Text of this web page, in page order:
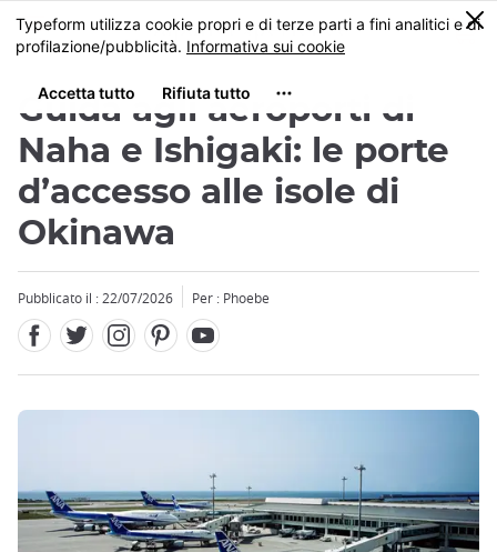
Skip
to
content
MENU
0
Guida agli aeroporti di
Naha e Ishigaki: le porte
d’accesso alle isole di
Okinawa
Pubblicato il : 22/07/2026 Per : Phoebe